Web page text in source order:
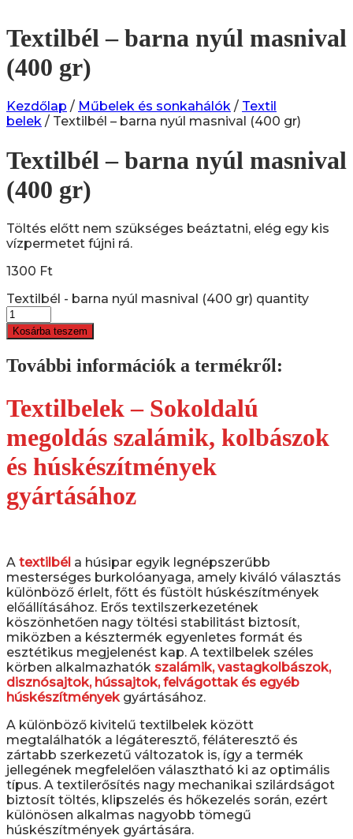
Textilbél – barna nyúl masnival
(400 gr)
Kezdőlap / Műbelek és sonkahálók / Textil
belek / Textilbél – barna nyúl masnival (400 gr)
Textilbél – barna nyúl masnival
(400 gr)
Töltés előtt nem szükséges beáztatni, elég egy kis
vízpermetet fújni rá.
1300 Ft
Textilbél - barna nyúl masnival (400 gr) quantity
Kosárba teszem
További információk a termékről:
Textilbelek – Sokoldalú
megoldás szalámik, kolbászok
és húskészítmények
gyártásához
A textilbél a húsipar egyik legnépszerűbb
mesterséges burkolóanyaga, amely kiváló választás
különböző érlelt, főtt és füstölt húskészítmények
előállításához. Erős textilszerkezetének
köszönhetően nagy töltési stabilitást biztosít,
miközben a késztermék egyenletes formát és
esztétikus megjelenést kap. A textilbelek széles
körben alkalmazhatók szalámik, vastagkolbászok,
disznósajtok, hússajtok, felvágottak és egyéb
húskészítményekgyártásához.
A különböző kivitelű textilbelek között
megtalálhatók a légáteresztő, féláteresztő és
zártabb szerkezetű változatok is, így a termék
jellegének megfelelően választható ki az optimális
típus. A textilerősítés nagy mechanikai szilárdságot
biztosít töltés, klipszelés és hőkezelés során, ezért
különösen alkalmas nagyobb tömegű
húskészítmények gyártására.